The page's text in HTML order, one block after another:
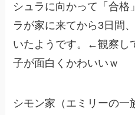
シュラに向かって「合格
ラが家に来てから3日間
いたようです。←観察し
子が面白くかわいいｗ
シモン家（エミリーの一